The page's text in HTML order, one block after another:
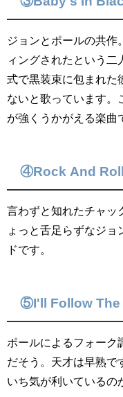
ジョンとポールの共作
ィングされたという
式で黒装束に包まれた
ないと歌っています。
が強くうかがえる楽曲
④Rock And
言わずと知れたチャッ
ょっと舌足らずなジ
ドです。
⑤I'll Follow The
ポールによるフォーク
だそう。天才は早熟で
いち気が利いているの